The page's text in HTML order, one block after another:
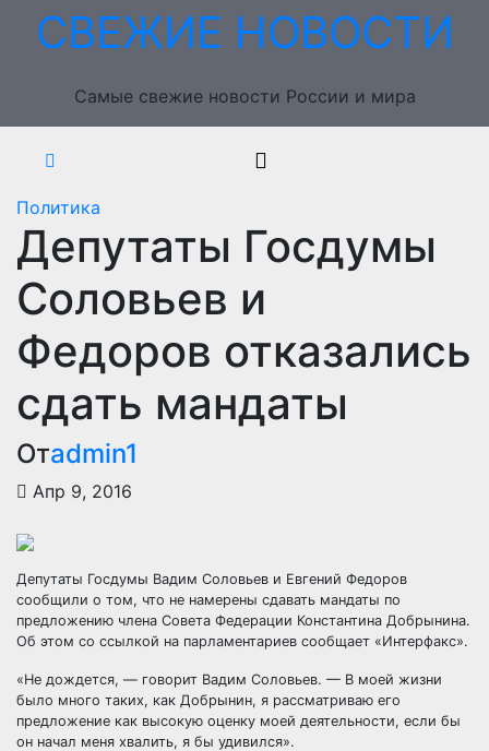
ПерейтиСВЕЖИЕ НОВОСТИ
Самые свежие новости России и мира
Политика
Депутаты Госдумы
Соловьев и
Федоров отказались
сдать мандаты
Отadmin1
Апр 9, 2016
Депутаты Госдумы Вадим Соловьев и Евгений Федоров
сообщили о том, что не намерены сдавать мандаты по
предложению члена Совета Федерации Константина Добрынина.
Об этом со ссылкой на парламентариев сообщает «Интерфакс».
«Не дождется, — говорит Вадим Соловьев. — В моей жизни
было много таких, как Добрынин, я рассматриваю его
предложение как высокую оценку моей деятельности, если бы
он начал меня хвалить, я бы удивился».